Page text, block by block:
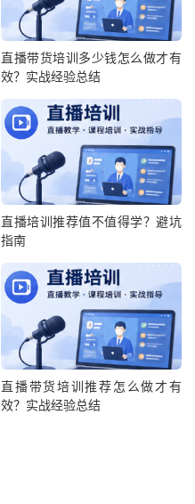
直播带货培训多少钱怎么做才有
效？实战经验总结
直播培训推荐值不值得学？避坑
指南
直播带货培训推荐怎么做才有
效？实战经验总结